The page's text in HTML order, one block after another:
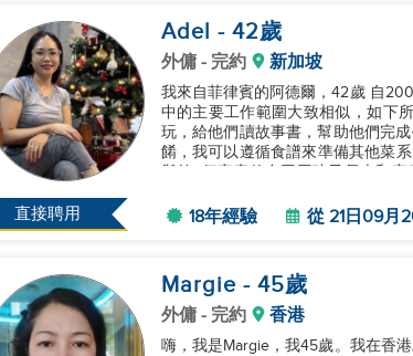
直接聘用
Adel - 42歲
外傭 - 完約 新加坡
我來自菲律賓的阿德爾，42歲 自
中的主要工作範圍大致相似，如下
玩，給他們讀故事書，幫助他們完
餚，我可以遵循食譜來準備其他菜
18年經驗 從 21日09月
Margie - 45歲
外傭 - 完約 香港
嗨，我是Margie，我45歲。我在香